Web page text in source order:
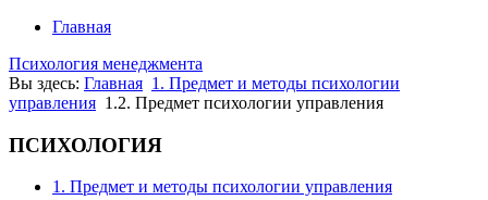
Главная
Психология менеджмента
Вы здесь: Главная 1. Предмет и методы психологии
управления 1.2. Предмет психологии управления
ПСИХОЛОГИЯ
1. Предмет и методы психологии управления